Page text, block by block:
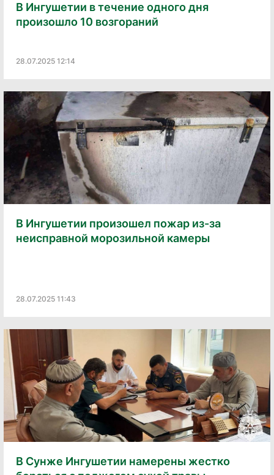
В Ингушетии в течение одного дня
произошло 10 возгораний
28.07.2025 12:14
В Ингушетии произошел пожар из-за
неисправной морозильной камеры
28.07.2025 11:43
В Сунже Ингушетии намерены жестко